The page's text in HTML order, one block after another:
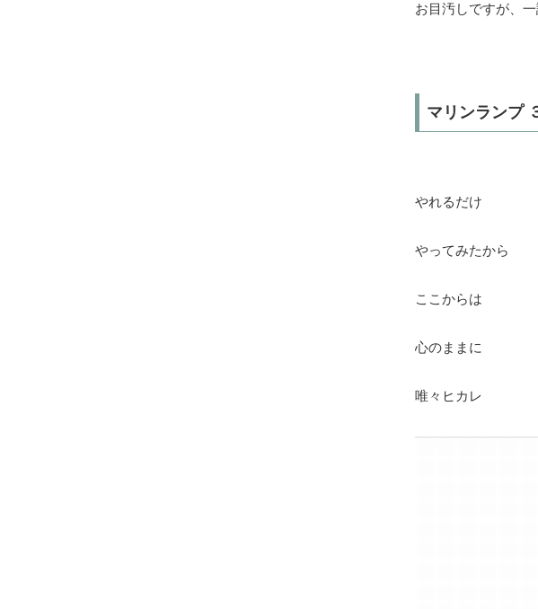
お目汚しですが、
マリンランプ
やれるだけ
やってみたから
ここからは
心のままに
唯々ヒカレ